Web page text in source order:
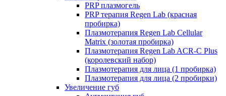
PRP плазмогель
PRP терапия Regen Lab (красная
пробирка)
Плазмотерапия Regen Lab Cellular
Matrix (золотая пробирка)
Плазмотерапия Regen Lab ACR-C Plus
(королевский набор)
Плазмотерапия для лица (1 пробирка)
Плазмотерапия для лица (2 пробирки)
Увеличение губ